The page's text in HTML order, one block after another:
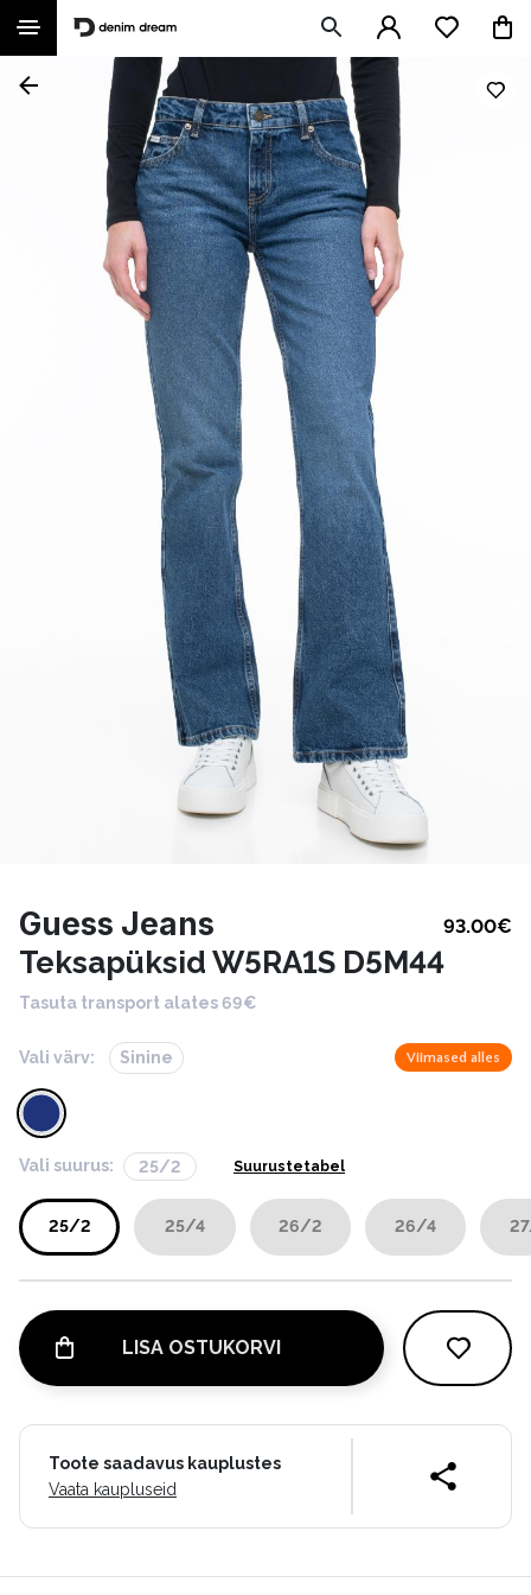
Guess Jeans 93.00€
Teksapüksid W5RA1S D5M44
Tasuta transport alates 69€
Vali värv: Sinine Viimased alles
Vali suurus: 25/2 Suurustetabel
25/2 25/4 26/2 26/4
LISA OSTUKORVI
Toote saadavus kauplustes
Vaata kaupluseid